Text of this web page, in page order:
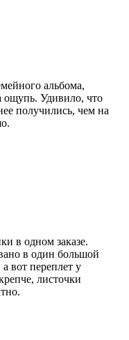
альбома,
ощупь. Удивило, что
получились, чем на
в одном заказе.
в один большой
вот переплет у
листочки